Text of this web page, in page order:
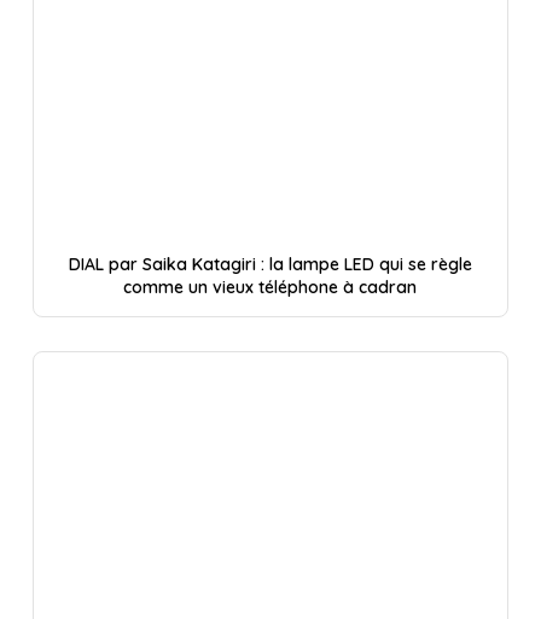
DIAL par Saika Katagiri : la lampe LED qui se règle
comme un vieux téléphone à cadran